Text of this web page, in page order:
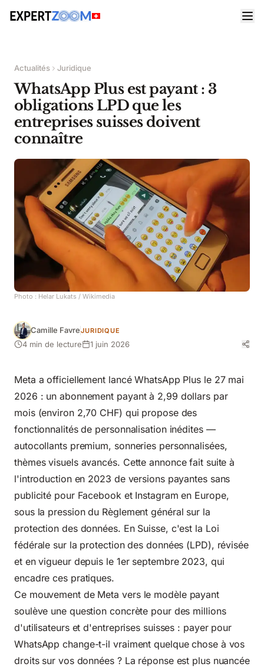
Actualités Juridique
WhatsApp Plus est payant : 3
obligations LPD que les
entreprises suisses doivent
connaître
Photo : Helar Lukats / Wikimedia
Camille FavreJURIDIQUE
4 min de lecture 1 juin 2026
Meta a officiellement lancé WhatsApp Plus le 27 mai
2026 : un abonnement payant à 2,99 dollars par
mois (environ 2,70 CHF) qui propose des
fonctionnalités de personnalisation inédites —
autocollants premium, sonneries personnalisées,
thèmes visuels avancés. Cette annonce fait suite à
l'introduction en 2023 de versions payantes sans
publicité pour Facebook et Instagram en Europe,
sous la pression du Règlement général sur la
protection des données. En Suisse, c'est la Loi
fédérale sur la protection des données (LPD), révisée
et en vigueur depuis le 1er septembre 2023, qui
encadre ces pratiques.
Ce mouvement de Meta vers le modèle payant
soulève une question concrète pour des millions
d'utilisateurs et d'entreprises suisses : payer pour
WhatsApp change-t-il vraiment quelque chose à vos
droits sur vos données ? La réponse est plus nuancée